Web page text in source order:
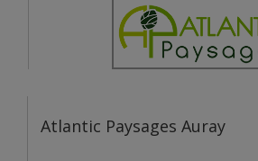
Atlantic Paysages Auray